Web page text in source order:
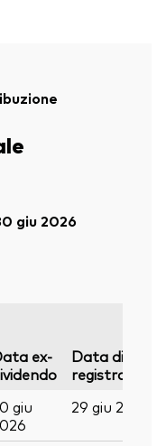
giu 2026
ex-
Data di
registrazione
giu
29 giu 2026